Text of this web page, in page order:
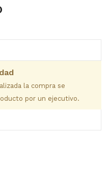
la compra se
por un ejecutivo.